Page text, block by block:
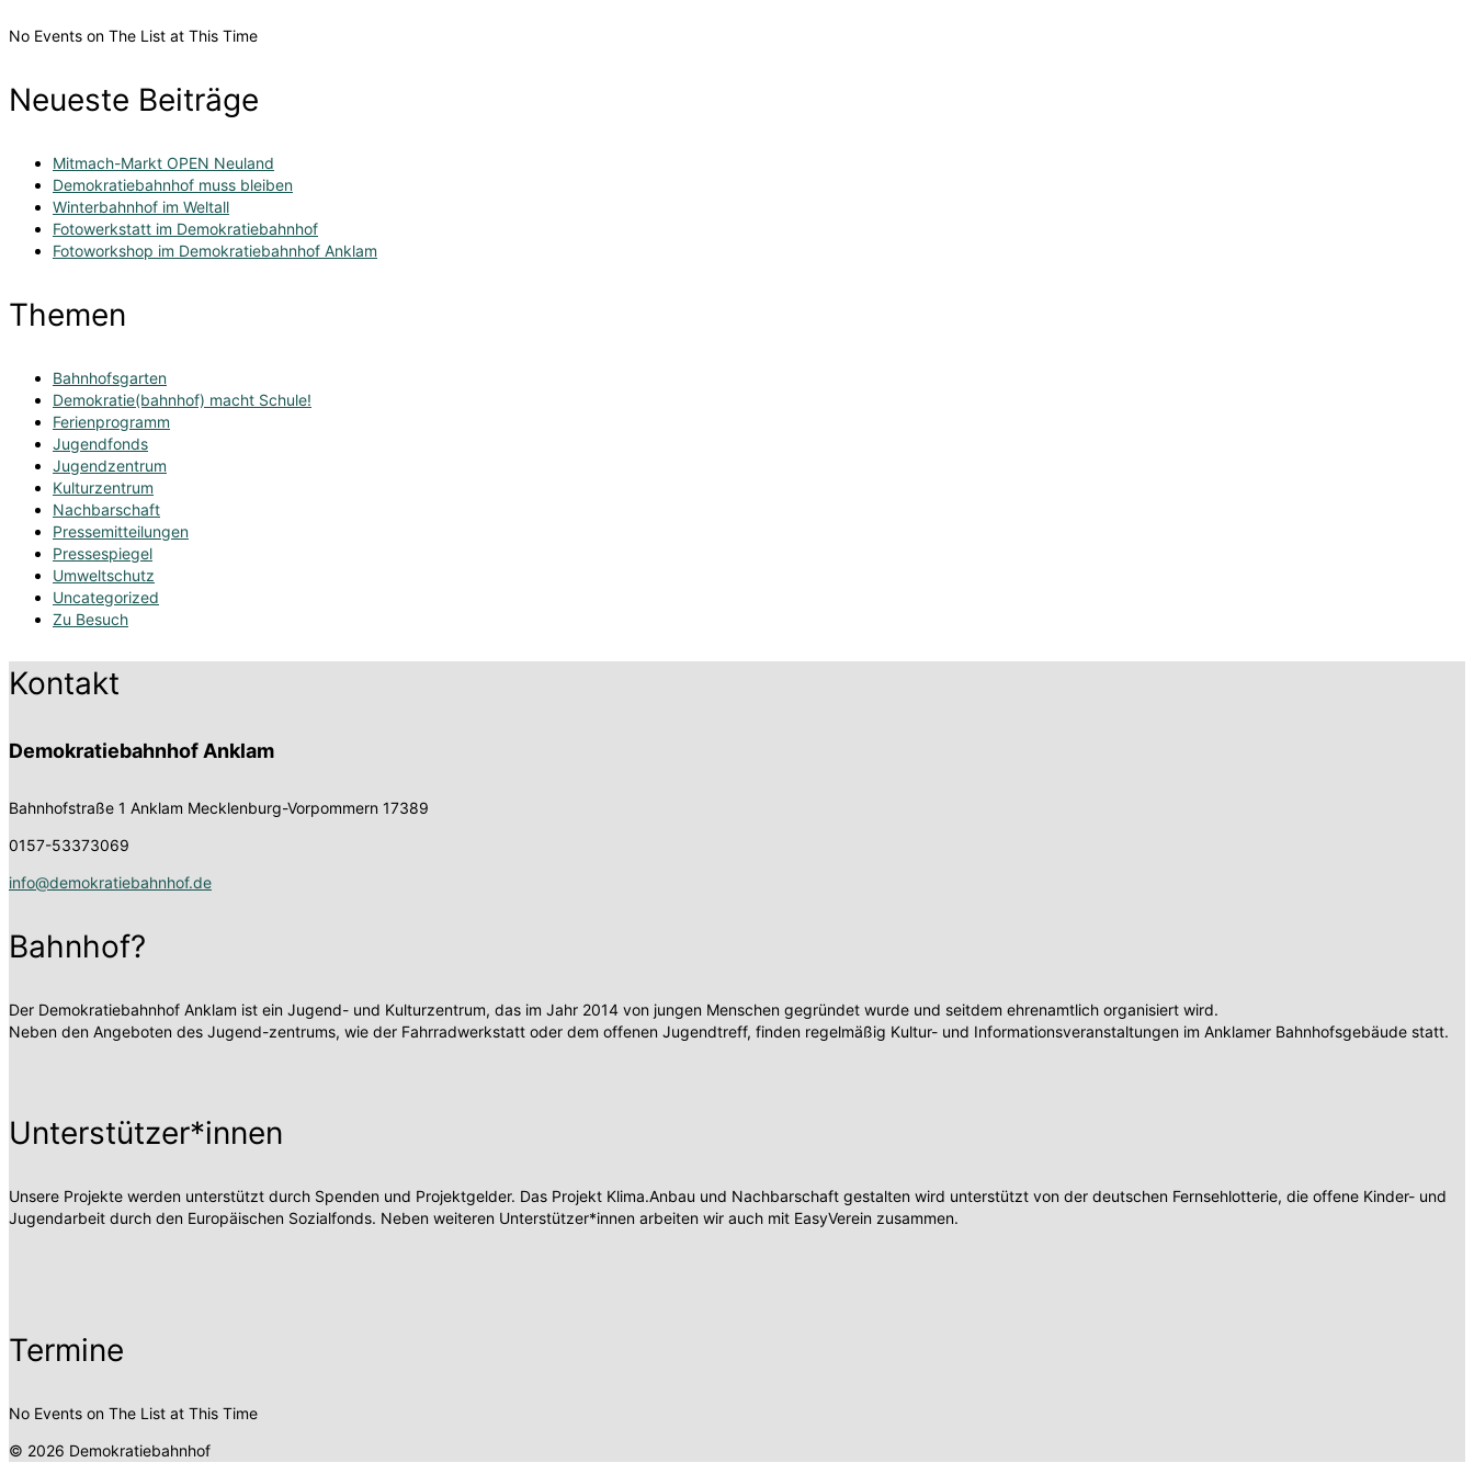
No Events on The List at This Time
Neueste Beiträge
Mitmach-Markt OPEN Neuland
Demokratiebahnhof muss bleiben
Winterbahnhof im Weltall
Fotowerkstatt im Demokratiebahnhof
Fotoworkshop im Demokratiebahnhof Anklam
Themen
Bahnhofsgarten
Demokratie(bahnhof) macht Schule!
Ferienprogramm
Jugendfonds
Jugendzentrum
Kulturzentrum
Nachbarschaft
Pressemitteilungen
Pressespiegel
Umweltschutz
Uncategorized
Zu Besuch
Kontakt
Demokratiebahnhof Anklam
Bahnhofstraße 1 Anklam Mecklenburg-Vorpommern 17389
0157-53373069
info@demokratiebahnhof.de
Bahnhof?
Der Demokratiebahnhof Anklam ist ein Jugend- und Kulturzentrum, das im Jahr 2014 von jungen Menschen gegründet wurde und seitdem ehrenamtlich organisiert wird.
Neben den Angeboten des Jugend-zentrums, wie der Fahrradwerkstatt oder dem offenen Jugendtreff, finden regelmäßig Kultur- und Informationsveranstaltungen im Anklamer Bahnhofsgebäude statt.
Unterstützer*innen
Unsere Projekte werden unterstützt durch Spenden und Projektgelder. Das Projekt Klima.Anbau und Nachbarschaft gestalten wird unterstützt von der deutschen Fernsehlotterie, die offene Kinder- und
Jugendarbeit durch den Europäischen Sozialfonds. Neben weiteren Unterstützer*innen arbeiten wir auch mit EasyVerein zusammen.
Termine
No Events on The List at This Time
© 2026 Demokratiebahnhof